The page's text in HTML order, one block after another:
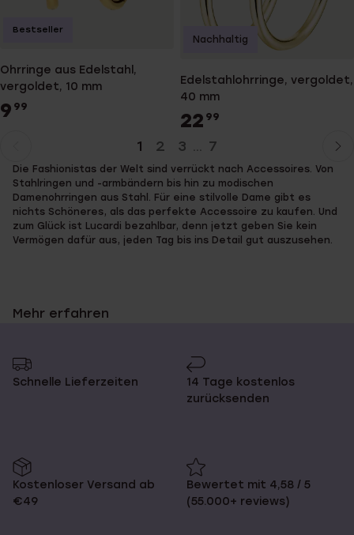
Ohrringe aus Edelstahl,
vergoldet, 10 mm
9 99
Bestseller
Edelstahlohrringe, vergoldet,
40 mm
22 99
Nachhaltig
Seite
1 2 3 ... 7
zur
Seite
Die Fashionistas der Welt sind verrückt nach Accessoires. Von
Stahlringen und -armbändern bis hin zu modischen
Damenohrringen aus Stahl. Für eine stilvolle Dame gibt es
nichts Schöneres, als das perfekte Accessoire zu kaufen. Und
zum Glück ist Lucardi bezahlbar, denn jetzt geben Sie kein
Vermögen dafür aus, jeden Tag bis ins Detail gut auszusehen.
Damenohrringe aus Stahl: stilvoll &
Mit Lucardi sind Sie immer auf dem neuesten Stand der Trends
Wussten Sie zum Beispiel, dass die Doppelohrringe voll im
Trend liegen? Bei Lucardi bieten wir sie in allen möglichen
Mehr erfahren
Schnelle Lieferzeiten
14 Tage kostenlos
zurücksenden
Kostenloser Versand ab
€49
Bewertet mit 4,58 / 5
(55.000+ reviews)